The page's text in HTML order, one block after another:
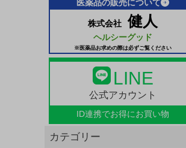
医薬品の販売について
株式会社 健人
ヘルシーグッド
※医薬品お求めの際は必ずご覧ください
LINE
公式アカウント
ID連携でお得にお買い物
カテゴリー